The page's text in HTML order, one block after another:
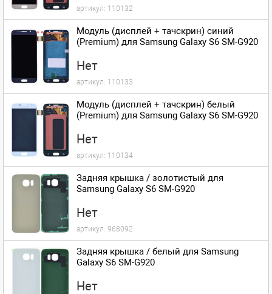
артикул: 110132
Модуль (дисплей + тачскрин) синий
(Premium) для Samsung Galaxy S6 SM-G920
Нет
артикул: 110133
Модуль (дисплей + тачскрин) белый
(Premium) для Samsung Galaxy S6 SM-G920
Нет
артикул: 110134
Задняя крышка / золотистый для
Samsung Galaxy S6 SM-G920
Нет
артикул: 968092
Задняя крышка / белый для Samsung
Galaxy S6 SM-G920
Нет